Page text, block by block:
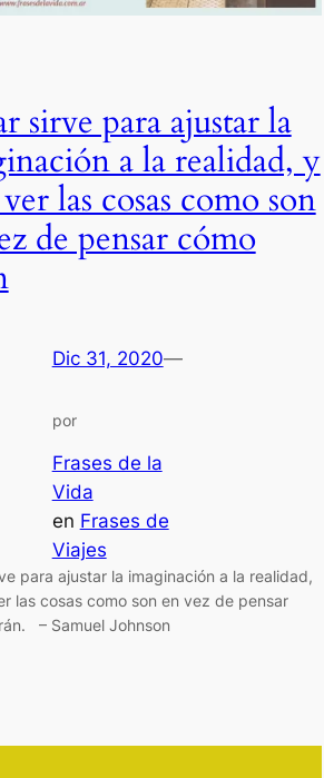
sirve para ajustar la
a la realidad, y
las cosas como son
de pensar cómo
Dic 31, 2020—
por
Frases de la
Vida
en Frases de
Viajes
para ajustar la imaginación a la realidad,
las cosas como son en vez de pensar
– Samuel Johnson